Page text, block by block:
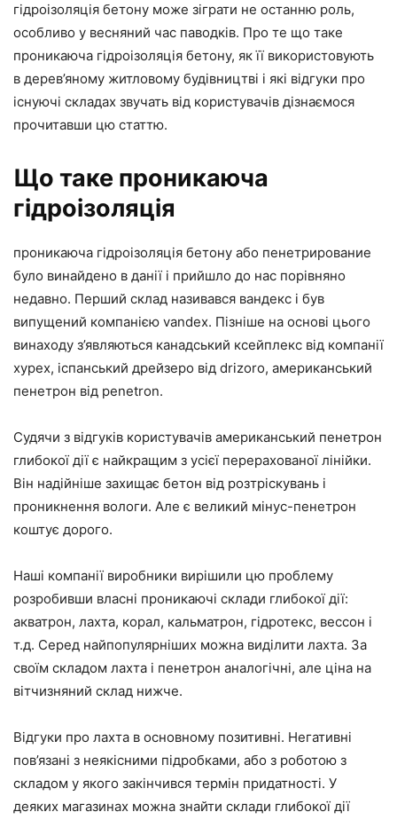
гідроізоляція бетону може зіграти не останню роль,
особливо у весняний час паводків. Про те що таке
проникаюча гідроізоляція бетону, як її використовують
в дерев’яному житловому будівництві і які відгуки про
існуючі складах звучать від користувачів дізнаємося
прочитавши цю статтю.
Що таке проникаюча
гідроізоляція
проникаюча гідроізоляція бетону або пенетрирование
було винайдено в данії і прийшло до нас порівняно
недавно. Перший склад називався вандекс і був
випущений компанією vandex. Пізніше на основі цього
винаходу з’являються канадський ксейплекс від компанії
xypex, іспанський дрейзеро від drizoro, американський
пенетрон від penetron.
Судячи з відгуків користувачів американський пенетрон
глибокої дії є найкращим з усієї перерахованої лінійки.
Він надійніше захищає бетон від розтріскувань і
проникнення вологи. Але є великий мінус-пенетрон
коштує дорого.
Наші компанії виробники вирішили цю проблему
розробивши власні проникаючі склади глибокої дії:
акватрон, лахта, корал, кальматрон, гідротекс, вессон і
т.д. Серед найпопулярніших можна виділити лахта. За
своїм складом лахта і пенетрон аналогічні, але ціна на
вітчизняний склад нижче.
Відгуки про лахта в основному позитивні. Негативні
пов’язані з неякісними підробками, або з роботою з
складом у якого закінчився термін придатності. У
деяких магазинах можна знайти склади глибокої дії